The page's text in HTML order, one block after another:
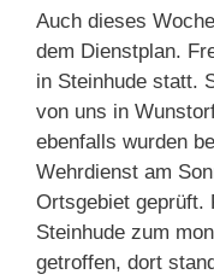
Auch dieses
dem Dienstplan.
in Steinhude statt.
von uns in
ebenfalls wurden
Wehrdienst am
Ortsgebiet geprüft.
Steinhude zum
getroffen, dort